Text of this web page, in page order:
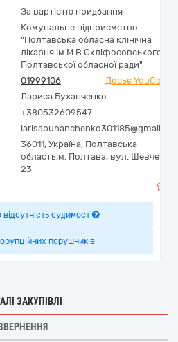
За вартістю придбання
Комунальне підприємство
"Полтавська обласна клінічна
лікарня ім.М.В.Скліфосовського
Полтавської обласної ради"
01999106
Досьє
Лариса Буханченко
+380532609547
36011, Україна, Полтавська
область,м. Полтава, вул. Шевченка,
23
судимості
порушників
ЗАКУПІВЛІ